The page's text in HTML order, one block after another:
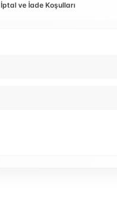
İptal ve İade Koşulları